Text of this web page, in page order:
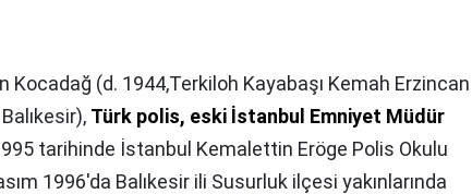
Kocadağ (d. 1944,Terkiloh Kayabaşı Kemah Erzincan
Türk polis, eski İstanbul Emniyet Müdür
tarihinde İstanbul Kemalettin Eröge Polis Okulu
1996'da Balıkesir ili Susurluk ilçesi yakınlarında